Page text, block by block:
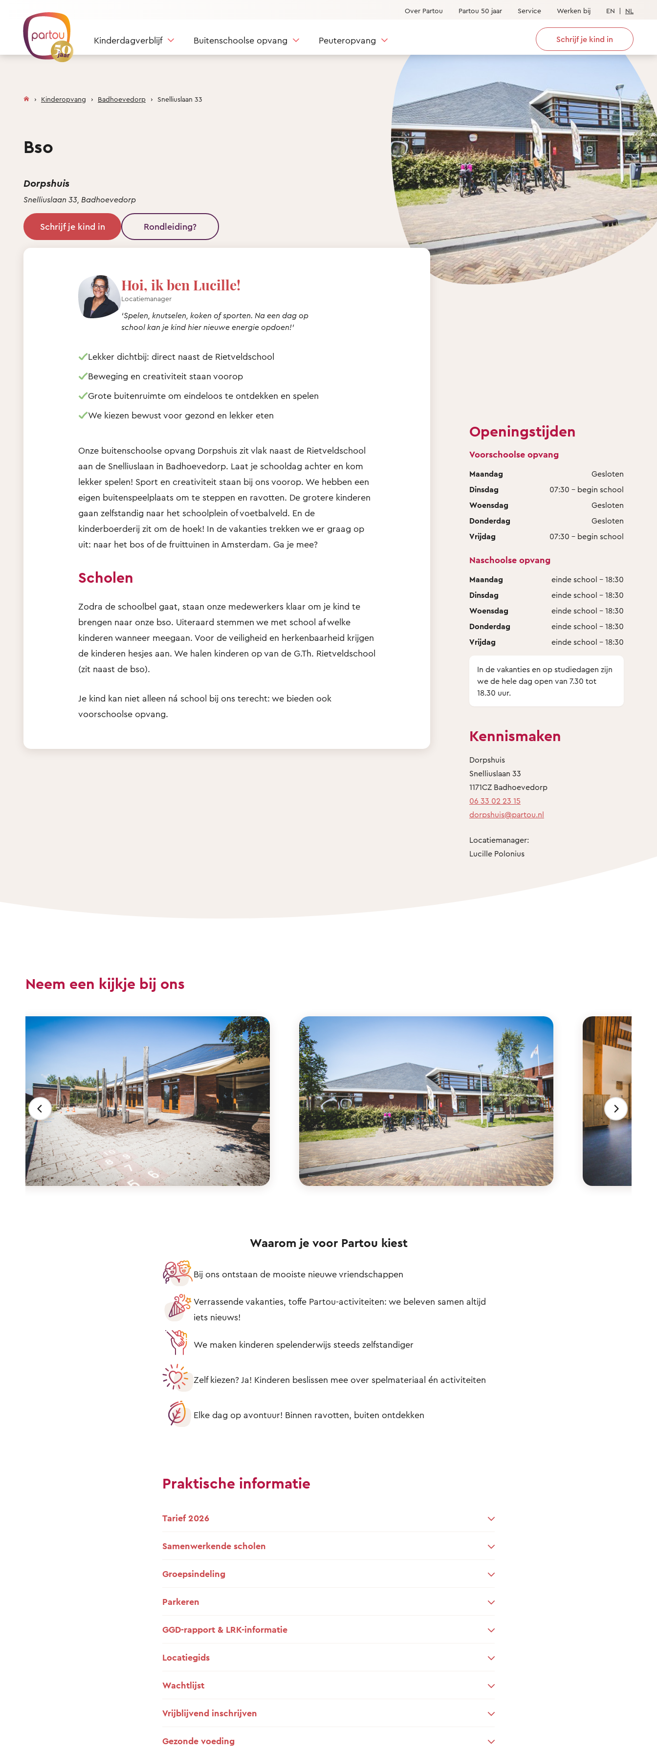
Over Partou Partou 50 jaar Service Werken bij EN | NL
Kinderdagverblijf Buitenschoolse opvang Peuteropvang Schrijf je kind in
Kinderopvang Badhoevedorp Snelliuslaan 33
Bso
Dorpshuis
Snelliuslaan 33, Badhoevedorp
Schrijf je kind in Rondleiding?
Hoi, ik ben Lucille!
Locatiemanager
‘Spelen, knutselen, koken of sporten. Na een dag op
school kan je kind hier nieuwe energie opdoen!’
Lekker dichtbij: direct naast de Rietveldschool
Beweging en creativiteit staan voorop
Grote buitenruimte om eindeloos te ontdekken en spelen
We kiezen bewust voor gezond en lekker eten
Onze buitenschoolse opvang Dorpshuis zit vlak naast de Rietveldschool
aan de Snelliuslaan in Badhoevedorp. Laat je schooldag achter en kom
lekker spelen! Sport en creativiteit staan bij ons voorop. We hebben een
eigen buitenspeelplaats om te steppen en ravotten. De grotere kinderen
gaan zelfstandig naar het schoolplein of voetbalveld. En de
kinderboerderij zit om de hoek! In de vakanties trekken we er graag op
uit: naar het bos of de fruittuinen in Amsterdam. Ga je mee?
Scholen
Zodra de schoolbel gaat, staan onze medewerkers klaar om je kind te
brengen naar onze bso. Uiteraard stemmen we met school af welke
kinderen wanneer meegaan. Voor de veiligheid en herkenbaarheid krijgen
de kinderen hesjes aan. We halen kinderen op van de G.Th. Rietveldschool
(zit naast de bso).
Je kind kan niet alleen ná school bij ons terecht: we bieden ook
voorschoolse opvang.
Openingstijden
Voorschoolse opvang
Maandag
Gesloten
Dinsdag
07:30 - begin school
Woensdag
Gesloten
Donderdag
Gesloten
Vrijdag
07:30 - begin school
Naschoolse opvang
Maandag
einde school - 18:30
Dinsdag
einde school - 18:30
Woensdag
einde school - 18:30
Donderdag
einde school - 18:30
Vrijdag
einde school - 18:30
In de vakanties en op studiedagen zijn
we de hele dag open van 7.30 tot
18.30 uur.
Kennismaken
Dorpshuis
Snelliuslaan 33
1171CZ Badhoevedorp
06 33 02 23 15
dorpshuis@partou.nl
Locatiemanager:
Lucille Polonius
Neem een kijkje bij ons
Waarom je voor Partou kiest
Bij ons ontstaan de mooiste nieuwe vriendschappen
Verrassende vakanties, toffe Partou-activiteiten: we beleven samen altijd
iets nieuws!
We maken kinderen spelenderwijs steeds zelfstandiger
Zelf kiezen? Ja! Kinderen beslissen mee over spelmateriaal én activiteiten
Elke dag op avontuur! Binnen ravotten, buiten ontdekken
Praktische informatie
Tarief 2026
Samenwerkende scholen
Groepsindeling
Parkeren
GGD-rapport & LRK-informatie
Locatiegids
Wachtlijst
Vrijblijvend inschrijven
Gezonde voeding